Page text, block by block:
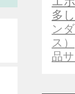
多し
ン
ス）
品